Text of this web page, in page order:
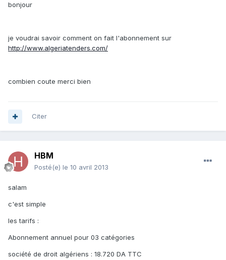
bonjour
je voudrai savoir comment on fait l'abonnement sur
http://www.algeriatenders.com/
combien coute merci bien
Citer
HBM
Posté(e) le 10 avril 2013
salam
c'est simple
les tarifs :
Abonnement annuel pour 03 catégories
société de droit algériens : 18.720 DA TTC